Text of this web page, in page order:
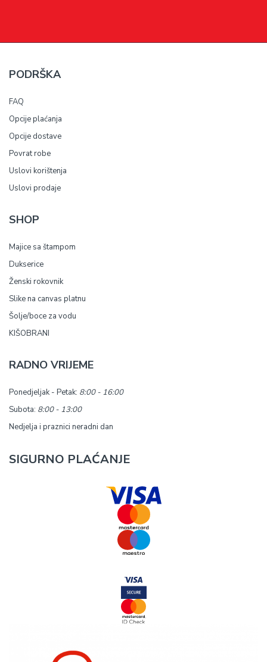
PODRŠKA
FAQ
Opcije plaćanja
Opcije dostave
Povrat robe
Uslovi korištenja
Uslovi prodaje
SHOP
Majice sa štampom
Dukserice
Ženski rokovnik
Slike na canvas platnu
Šolje/boce za vodu
KIŠOBRANI
RADNO VRIJEME
Ponedjeljak - Petak: 8:00 - 16:00
Subota: 8:00 - 13:00
Nedjelja i praznici neradni dan
SIGURNO PLAĆANJE